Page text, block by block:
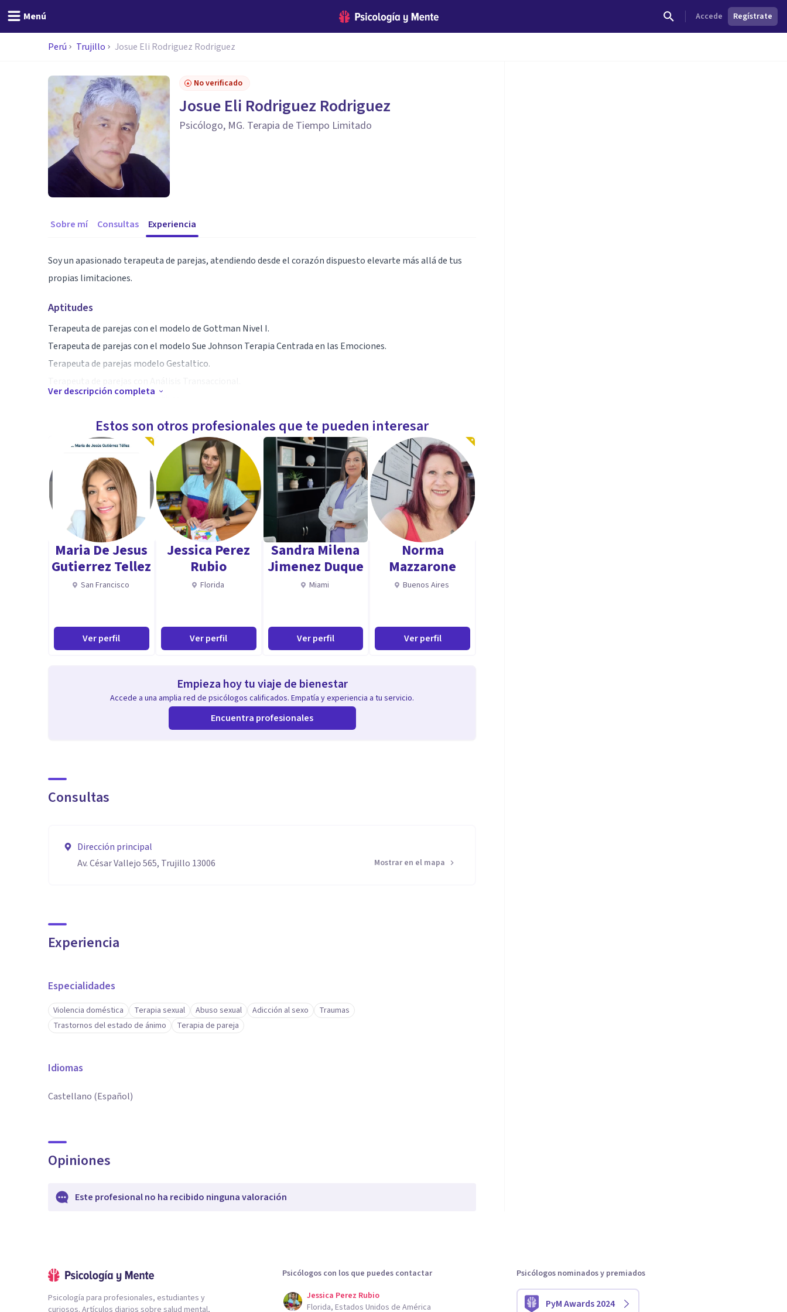
Menú Accede Regístrate
Perú Trujillo Josue Eli Rodriguez Rodriguez
No verificado
Josue Eli Rodriguez Rodriguez
Psicólogo, MG. Terapia de Tiempo Limitado
Sobre mí Consultas Experiencia
Soy un apasionado terapeuta de parejas, atendiendo desde el corazón dispuesto elevarte más allá de tus
propias limitaciones.
Aptitudes
Terapeuta de parejas con el modelo de Gottman Nivel I.
Terapeuta de parejas con el modelo Sue Johnson Terapia Centrada en las Emociones.
Terapeuta de parejas modelo Gestaltico.
Coaching de Relaciones Afectivas.
Ver descripción completa
Estos son otros profesionales que te pueden interesar
Maria De Jesus
Gutierrez Tellez
San Francisco
Ver perfil
Jessica Perez
Rubio
Florida
Ver perfil
Sandra Milena
Jimenez Duque
Miami
Ver perfil
Norma
Mazzarone
Buenos Aires
Ver perfil
Empieza hoy tu viaje de bienestar
Accede a una amplia red de psicólogos calificados. Empatía y experiencia a tu servicio.
Encuentra profesionales
Consultas
Dirección principal
Av. César Vallejo 565, Trujillo 13006
Mostrar en el mapa
Experiencia
Especialidades
Violencia doméstica Terapia sexual Abuso sexual Adicción al sexo
Traumas
Trastornos del estado de ánimo
Terapia de pareja
Idiomas
Castellano (Español)
Opiniones
Este profesional no ha recibido ninguna valoración
Psicología para profesionales, estudiantes y
curiosos. Artículos diarios sobre salud mental,
Psicólogos con los que puedes contactar
Jessica Perez Rubio
Florida, Estados Unidos de América
Psicólogos nominados y premiados
PyM Awards 2024